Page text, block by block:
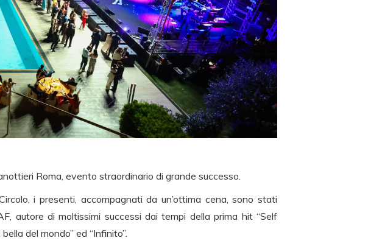
Roma, evento straordinario di grande successo.
i presenti, accompagnati da un’ottima cena, sono stati
autore di moltissimi successi dai tempi della prima hit “Self
del mondo” ed “Infinito”.